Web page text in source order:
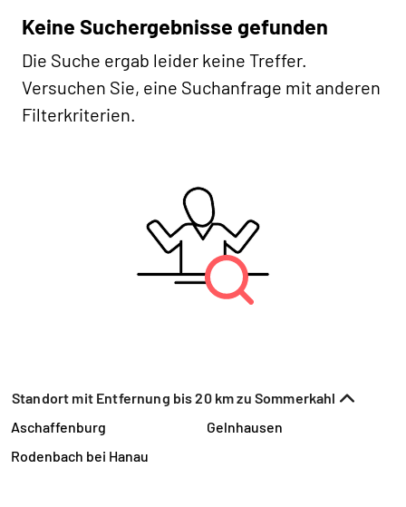
Keine Suchergebnisse gefunden
Die Suche ergab leider keine Treffer.
Versuchen Sie, eine Suchanfrage mit anderen
Filterkriterien.
Standort mit Entfernung bis 20 km zu Sommerkahl
Aschaffenburg
Gelnhausen
Rodenbach bei Hanau